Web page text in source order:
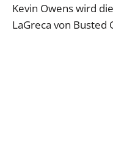
Kevin Owens wird
LaGreca von